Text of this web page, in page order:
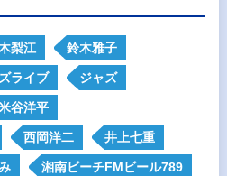
梨江 鈴木雅子
ライブ ジャズ
谷洋平
西岡洋二 井上七重
湘南ビーチFMビール789